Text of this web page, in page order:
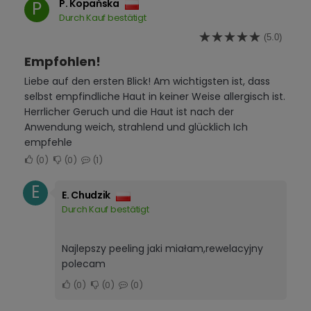
P P. Kopańska
Durch Kauf bestätigt
(5.0)
Empfohlen!
Liebe auf den ersten Blick! Am wichtigsten ist, dass
selbst empfindliche Haut in keiner Weise allergisch ist.
Herrlicher Geruch und die Haut ist nach der
Anwendung weich, strahlend und glücklich Ich
empfehle
0 0 1
E E. Chudzik
Durch Kauf bestätigt
Najlepszy peeling jaki miałam,rewelacyjny
polecam
0 0 0